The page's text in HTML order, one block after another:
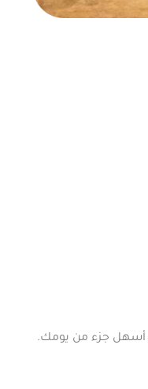
أسهل جزء من يومك.